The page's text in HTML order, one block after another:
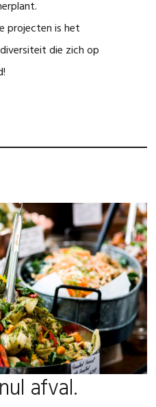
projecten is het
die zich op
afval.